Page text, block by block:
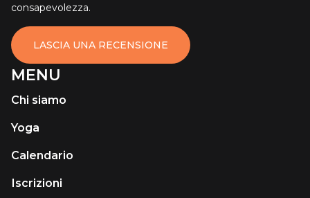
consapevolezza.
LASCIA UNA RECENSIONE
MENU
Chi siamo
Yoga
Calendario
Іscrizioni